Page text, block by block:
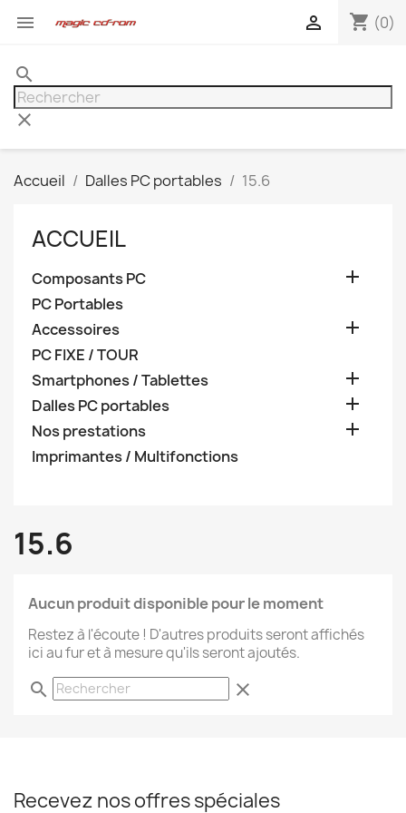
 shopping_cart (0)

search
clear
Accueil Dalles PC portables 15.6
ACCUEIL
Composants PC 
PC Portables
Accessoires

PC FIXE / TOUR
Smartphones / Tablettes

Dalles PC portables 
Nos prestations 
Imprimantes / Multifonctions
15.6
Aucun produit disponible pour le moment
Restez à l'écoute ! D'autres produits seront affichés
ici au fur et à mesure qu'ils seront ajoutés.
search clear
Recevez nos offres spéciales